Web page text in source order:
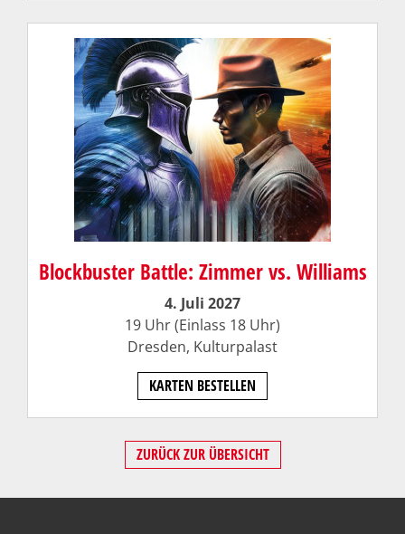
Blockbuster Battle: Zimmer vs. Williams
4. Juli 2027
19 Uhr (Einlass 18 Uhr)
Dresden, Kulturpalast
KARTEN BESTELLEN
ZURÜCK ZUR ÜBERSICHT